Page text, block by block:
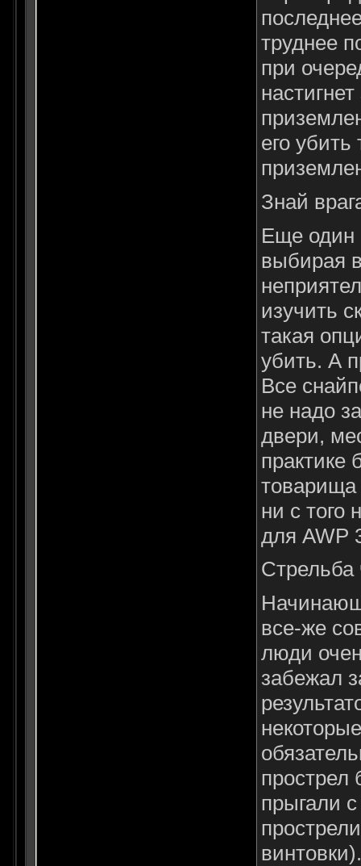
труднее
при
его
Знай
Еще один
выбирая
изучить
такая
убить. А
Все
не надо
двери,
практике
товарища
ни с того
для AWP
Стрельба
все-же
люди
забежал
прыгали
винтовки).